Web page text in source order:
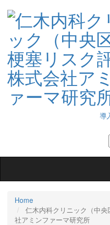
導
Home
仁木内科クリニック（中
社アミンファーマ研究所